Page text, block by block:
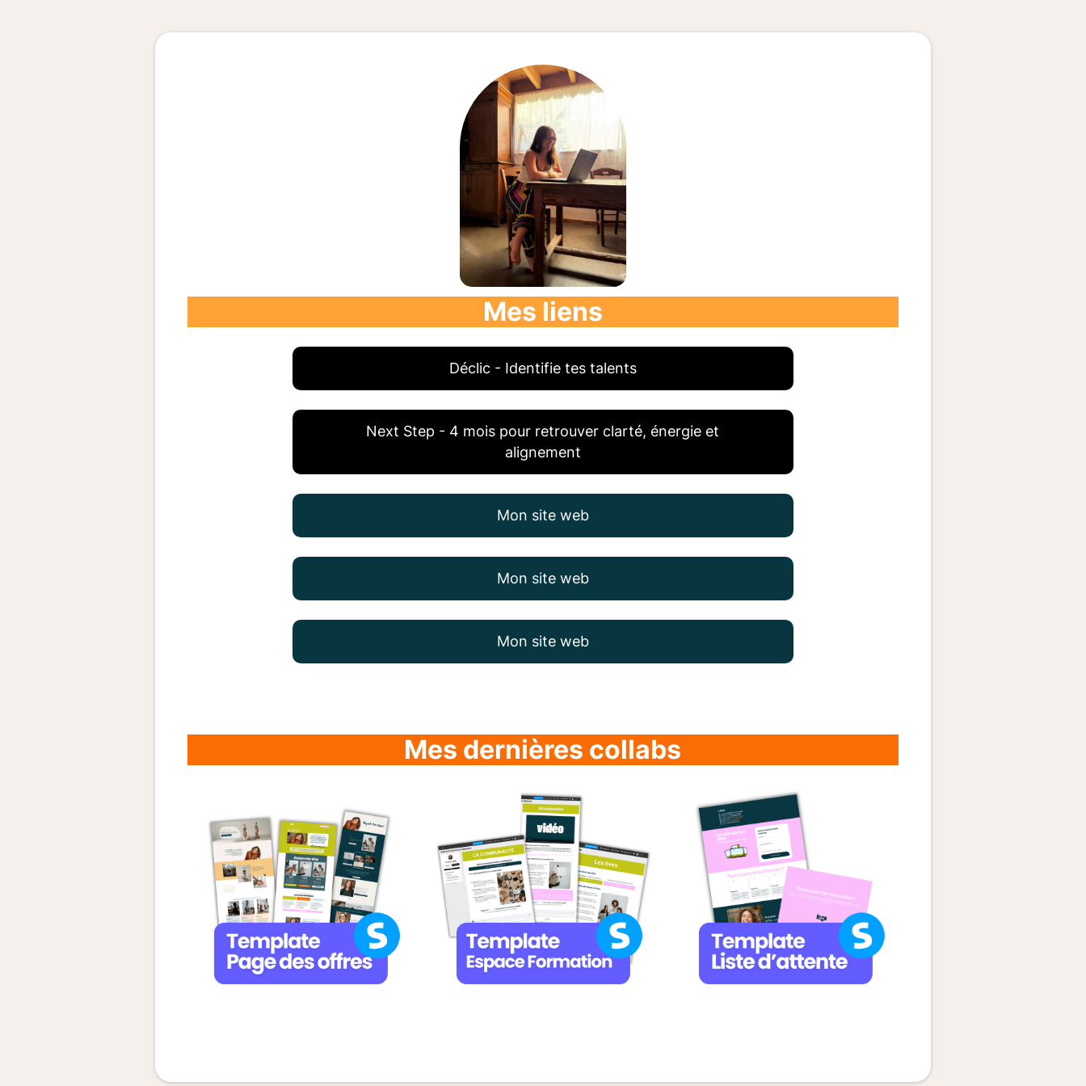
Mes liens
Déclic - Identifie tes talents
Next Step - 4 mois pour retrouver clarté, énergie et
alignement
Mon site web
Mon site web
Mon site web
Mes dernières collabs